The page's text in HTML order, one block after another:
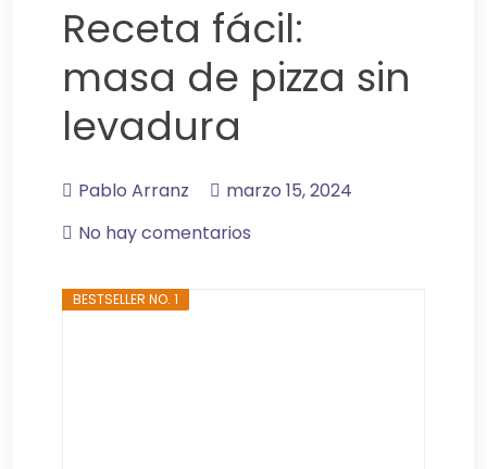
Receta fácil:
masa de pizza sin
levadura
Pablo Arranz
marzo 15, 2024
No hay comentarios
BESTSELLER NO. 1